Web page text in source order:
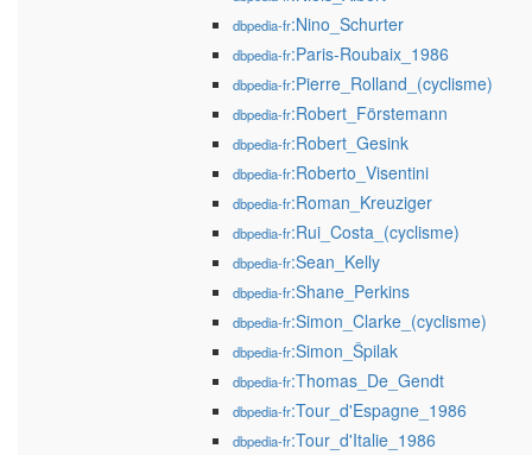
dbpedia-fr:Nino_Schurter
dbpedia-fr:Paris-Roubaix_1986
dbpedia-fr:Pierre_Rolland_(cyclisme)
dbpedia-fr:Robert_Förstemann
dbpedia-fr:Robert_Gesink
dbpedia-fr:Roberto_Visentini
dbpedia-fr:Roman_Kreuziger
dbpedia-fr:Rui_Costa_(cyclisme)
dbpedia-fr:Sean_Kelly
dbpedia-fr:Shane_Perkins
dbpedia-fr:Simon_Clarke_(cyclisme)
dbpedia-fr:Simon_Špilak
dbpedia-fr:Thomas_De_Gendt
dbpedia-fr:Tour_d'Espagne_1986
dbpedia-fr:Tour_d'Italie_1986